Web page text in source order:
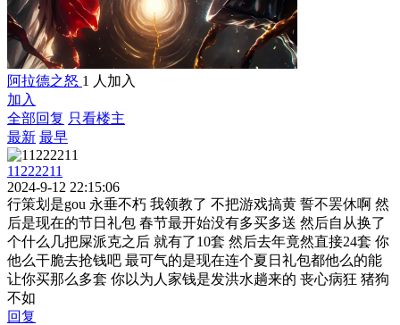
阿拉德之怒 1 人加入
加入
全部回复 只看楼主
最新 最早
11222211
2024-9-12 22:15:06
行策划是gou 永垂不朽 我领教了 不把游戏搞黄 誓不罢休啊 然
后是现在的节日礼包 春节最开始没有多买多送 然后自从换了
个什么几把屎派克之后 就有了10套 然后去年竟然直接24套 你
他么干脆去抢钱吧 最可气的是现在连个夏日礼包都他么的能
让你买那么多套 你以为人家钱是发洪水趟来的 丧心病狂 猪狗
不如
回复